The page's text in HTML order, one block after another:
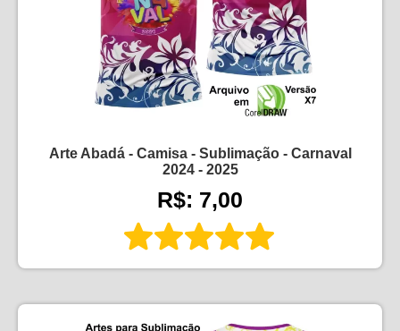
Arte Abadá - Camisa - Sublimação - Carnaval
2024 - 2025
R$: 7,00